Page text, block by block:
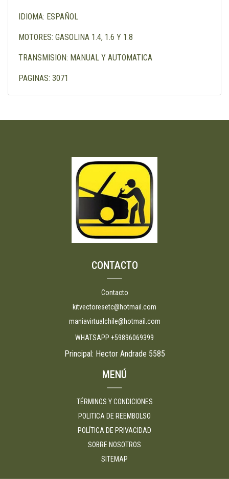
IDIOMA: ESPAÑOL
MOTORES: GASOLINA 1.4, 1.6 Y 1.8
TRANSMISION: MANUAL Y AUTOMATICA
PAGINAS: 3071
CONTACTO
Contacto
kitvectoresetc@hotmail.com
maniavirtualchile@hotmail.com
WHATSAPP +59896069399
Principal: Hector Andrade 5585
MENÚ
TÉRMINOS Y CONDICIONES
POLITICA DE REEMBOLSO
POLÍTICA DE PRIVACIDAD
SOBRE NOSOTROS
SITEMAP